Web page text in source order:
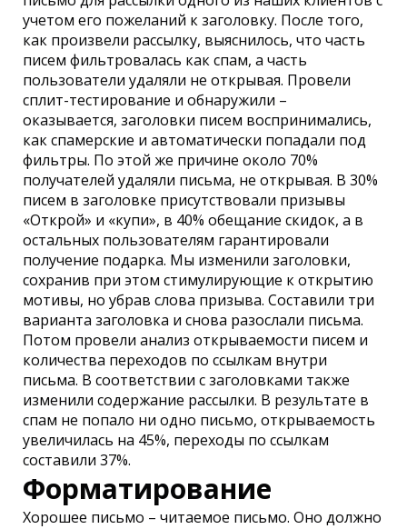
учетом его пожеланий к заголовку. После того,
как произвели рассылку, выяснилось, что часть
писем фильтровалась как спам, а часть
пользователи удаляли не открывая. Провели
сплит-тестирование и обнаружили –
оказывается, заголовки писем воспринимались,
как спамерские и автоматически попадали под
фильтры. По этой же причине около 70%
получателей удаляли письма, не открывая. В 30%
писем в заголовке присутствовали призывы
«Открой» и «купи», в 40% обещание скидок, а в
остальных пользователям гарантировали
получение подарка. Мы изменили заголовки,
сохранив при этом стимулирующие к открытию
мотивы, но убрав слова призыва. Составили три
варианта заголовка и снова разослали письма.
Потом провели анализ открываемости писем и
количества переходов по ссылкам внутри
письма. В соответствии с заголовками также
изменили содержание рассылки. В результате в
спам не попало ни одно письмо, открываемость
увеличилась на 45%, переходы по ссылкам
составили 37%.
Форматирование
Хорошее письмо – читаемое письмо. Оно должно